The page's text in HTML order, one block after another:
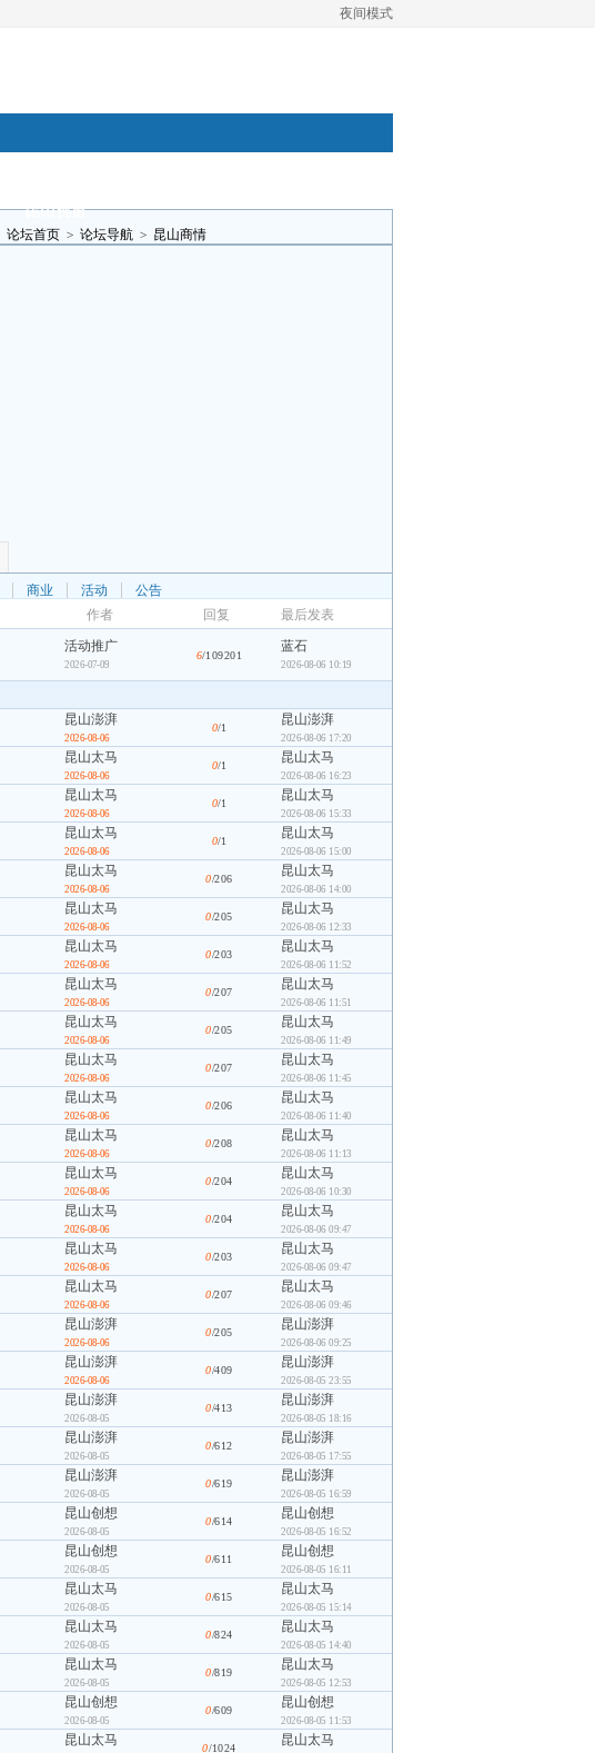
夜间模式
昆山视窗
论坛首页 > 论坛导航 > 昆山商情
商业 活动
公告
作者 回复 最后发表
活动推广
2026-07-09
6/109201
蓝石
2026-08-06 10:19
昆山澎湃
2026-08-06
0/1 昆山澎湃
2026-08-06 17:20
昆山太马
2026-08-06
0/1 昆山太马
2026-08-06 16:23
昆山太马
2026-08-06
0/1 昆山太马
2026-08-06 15:33
昆山太马
2026-08-06
0/1 昆山太马
2026-08-06 15:00
昆山太马
2026-08-06
0/206 昆山太马
2026-08-06 14:00
昆山太马
2026-08-06
0/205 昆山太马
2026-08-06 12:33
昆山太马
2026-08-06
0/203 昆山太马
2026-08-06 11:52
昆山太马
2026-08-06
0/207 昆山太马
2026-08-06 11:51
昆山太马
2026-08-06
0/205 昆山太马
2026-08-06 11:49
昆山太马
2026-08-06
0/207 昆山太马
2026-08-06 11:45
昆山太马
2026-08-06
0/206 昆山太马
2026-08-06 11:40
昆山太马
2026-08-06
0/208 昆山太马
2026-08-06 11:13
昆山太马
2026-08-06
0/204 昆山太马
2026-08-06 10:30
昆山太马
2026-08-06
0/204 昆山太马
2026-08-06 09:47
昆山太马
2026-08-06
0/203 昆山太马
2026-08-06 09:47
昆山太马
2026-08-06
0/207 昆山太马
2026-08-06 09:46
昆山澎湃
2026-08-06
0/205 昆山澎湃
2026-08-06 09:25
昆山澎湃
2026-08-06
0/409 昆山澎湃
2026-08-05 23:55
昆山澎湃
2026-08-05
0/413 昆山澎湃
2026-08-05 18:16
昆山澎湃
2026-08-05
0/612 昆山澎湃
2026-08-05 17:55
昆山澎湃
2026-08-05
0/619 昆山澎湃
2026-08-05 16:59
昆山创想
2026-08-05
0/614 昆山创想
2026-08-05 16:52
昆山创想
2026-08-05
0/611 昆山创想
2026-08-05 16:11
昆山太马
2026-08-05
0/615 昆山太马
2026-08-05 15:14
昆山太马
2026-08-05
0/824 昆山太马
2026-08-05 14:40
昆山太马
2026-08-05
0/819 昆山太马
2026-08-05 12:53
昆山创想
2026-08-05
0/609 昆山创想
2026-08-05 11:53
昆山太马 0/1024 昆山太马